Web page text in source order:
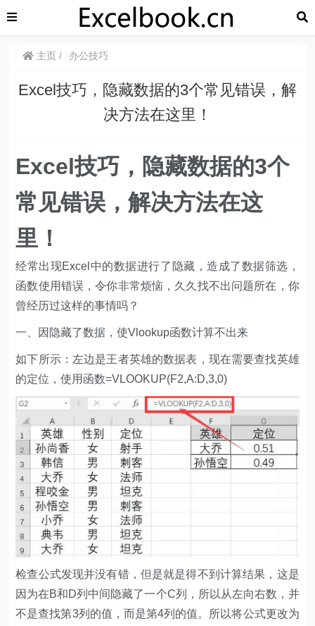
主页 办公技巧
​​​Excel技巧，隐藏数据的3个常见错误，解
决方法在这里！
​​​Excel技巧，隐藏数据的3个
常见错误，解决方法在这
里！
经常出现Excel中的数据进行了隐藏，造成了数据筛选，
函数使用错误，令你非常烦恼，久久找不出问题所在，你
曾经历过这样的事情吗？
一、因隐藏了数据，使Vlookup函数计算不出来
如下所示：左边是王者英雄的数据表，现在需要查找英雄
的定位，使用函数=VLOOKUP(F2,A:D,3,0)
检查公式发现并没有错，但是就是得不到计算结果，这是
因为在B和D列中间隐藏了一个C列，所以从左向右数，并
不是查找第3列的值，而是第4列的值。所以将公式更改为